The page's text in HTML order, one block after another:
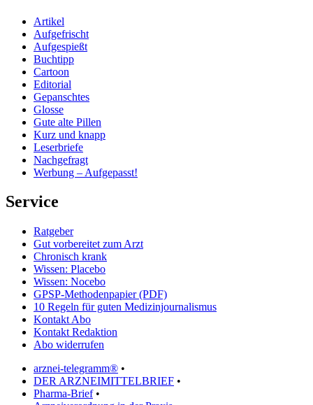
Artikel
Aufgefrischt
Aufgespießt
Buchtipp
Cartoon
Editorial
Gepanschtes
Glosse
Gute alte Pillen
Kurz und knapp
Leserbriefe
Nachgefragt
Werbung – Aufgepasst!
Service
Ratgeber
Gut vorbereitet zum Arzt
Chronisch krank
Wissen: Placebo
Wissen: Nocebo
GPSP-Methodenpapier (PDF)
10 Regeln für guten Medizinjournalismus
Kontakt Abo
Kontakt Redaktion
Abo widerrufen
arznei-telegramm® •
DER ARZNEIMITTELBRIEF •
Pharma-Brief•